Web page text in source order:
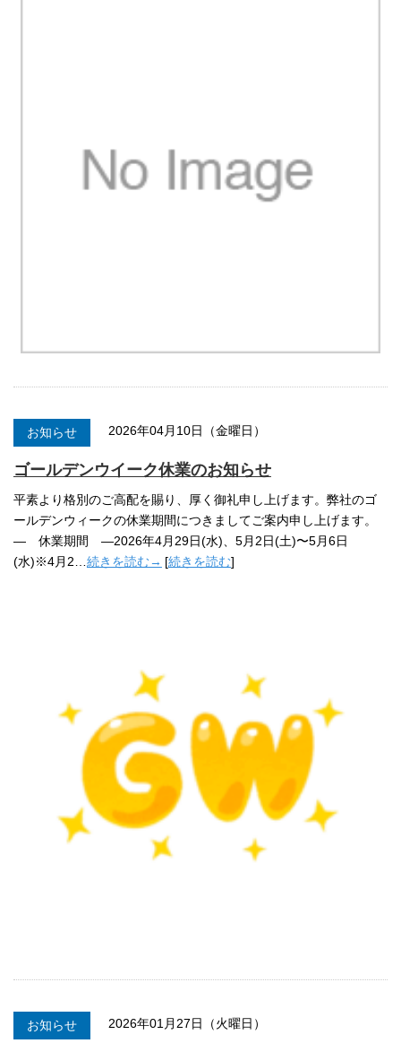
お知らせ 2026年04月10日（金曜日）
ゴールデンウイーク休業のお知らせ
平素より格別のご高配を賜り、厚く御礼申し上げます。弊社のゴ
ールデンウィークの休業期間につきましてご案内申し上げます。
— 休業期間 —2026年4月29日(水)、5月2日(土)〜5月6日
(水)※4月2…続きを読む→ [続きを読む]
お知らせ 2026年01月27日（火曜日）